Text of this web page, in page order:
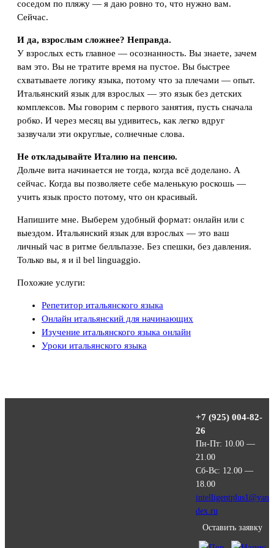
соседом по пляжу — я даю ровно то, что нужно вам.
Сейчас.
И да, взрослым сложнее? Неправда.
У взрослых есть главное — осознанность. Вы знаете, зачем
вам это. Вы не тратите время на пустое. Вы быстрее
схватываете логику языка, потому что за плечами — опыт.
Итальянский язык для взрослых — это язык без детских
комплексов. Мы говорим с первого занятия, пусть сначала
робко. И через месяц вы удивитесь, как легко вдруг
зазвучали эти округлые, солнечные слова.
Не откладывайте Италию на пенсию.
Дольче вита начинается не тогда, когда всё доделано. А
сейчас. Когда вы позволяете себе маленькую роскошь —
учить язык просто потому, что он красивый.
Напишите мне. Выберем удобный формат: онлайн или с
выездом. Итальянский язык для взрослых — это ваш
личный час в ритме белльпаэзе. Без спешки, без давления.
Только вы, я и il bel linguaggio.
Похожие услуги:
Репетитор итальянского языка
Онлайн итальянский для начинающих
Изучение итальянского языка онлайн
Уроки итальянского языка
+7 (925) 004-82-
26
Пн-Пт: 10.00 —
21.00
Сб-Вс: 12.00 —
18.00
intelligentplus1@yan
dex.ru
Оставить заявку